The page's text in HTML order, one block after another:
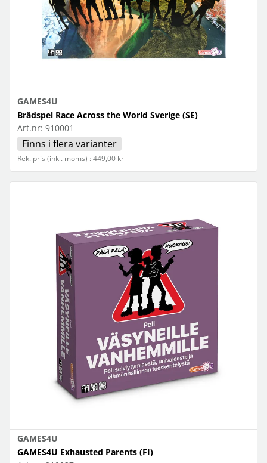
GAMES4U
Brädspel Race Across the World Sverige (SE)
Art.nr: 910001
Finns i flera varianter
Rek. pris (inkl. moms) : 449,00 kr
GAMES4U
GAMES4U Exhausted Parents (FI)